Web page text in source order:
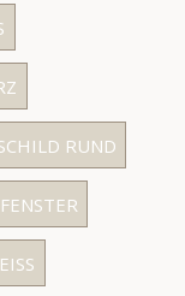
RUND